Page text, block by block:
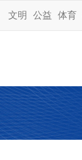
文明 公益 体育